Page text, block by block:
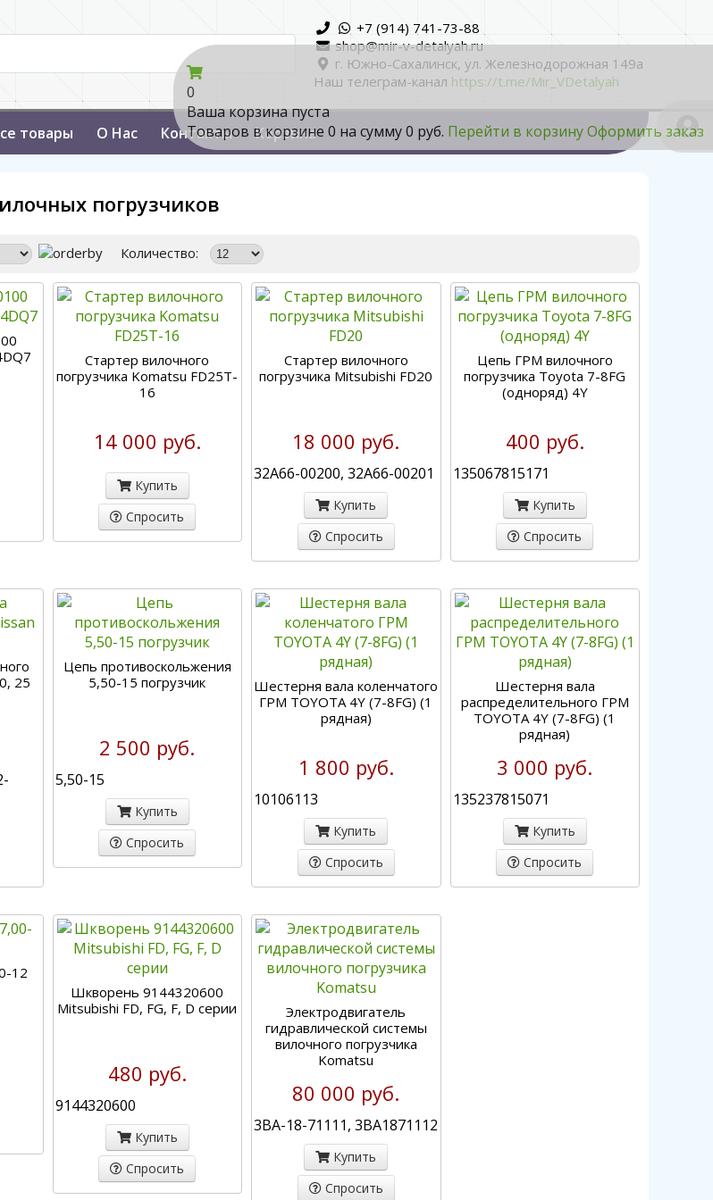
0
Ваша корзина пуста
Товаров в корзине 0 на сумму0 руб. Перейти в корзинуОформить заказ
+7 (914) 741-73-88
shop@mir-v-detalyah.ru
г. Южно-Сахалинск, ул. Железнодорожная 149а
Наш телеграм-канал https://t.me/Mir_VDetalyah
товары О Нас Контакты Корзина
погрузчиков
Количество:
Стартер вилочного
погрузчика Komatsu FD25T-
16
14 000 руб.
Купить
Спросить
Стартер вилочного
погрузчика Mitsubishi FD20
18 000 руб.
32A66-00200, 32A66-00201
Купить
Спросить
Цепь ГРМ вилочного
погрузчика Toyota 7-8FG
(одноряд) 4Y
400 руб.
135067815171
Купить
Спросить
25
Цепь противоскольжения
5,50-15 погрузчик
2 500 руб.
5,50-15
Купить
Спросить
Шестерня вала коленчатого
ГРМ TOYOTA 4Y (7-8FG) (1
рядная)
1 800 руб.
10106113
Купить
Спросить
Шестерня вала
распределительного ГРМ
TOYOTA 4Y (7-8FG) (1
рядная)
3 000 руб.
135237815071
Купить
Спросить
12
Шкворень 9144320600
Mitsubishi FD, FG, F, D серии
480 руб.
9144320600
Купить
Спросить
Электродвигатель
гидравлической системы
вилочного погрузчика
Komatsu
80 000 руб.
3BA-18-71111, 3BA1871112
Купить
Спросить